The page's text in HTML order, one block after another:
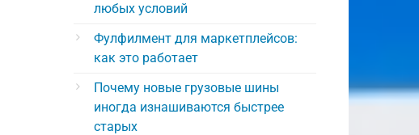
любых условий
Фулфилмент для маркетплейсов:
как это работает
Почему новые грузовые шины
иногда изнашиваются быстрее
старых